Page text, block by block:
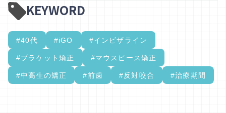
KEYWORD
#40代 #iGO #インビザライン
#ブラケット矯正 #マウスピース矯正
#中高生の矯正 #前歯 #反対咬合 #治療期間